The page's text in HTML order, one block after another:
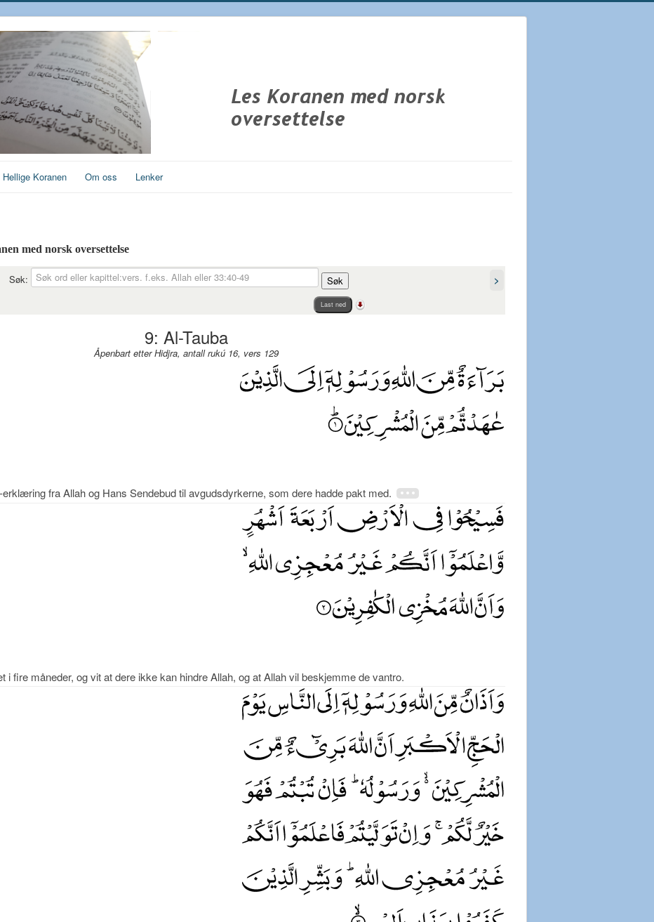
Hellige Koranen Om oss Lenker
med norsk oversettelse
Søk: Søk
>
Last ned
9: Al-Tauba
Åpenbart etter Hidjra, antall rukú 16, vers 129
fra Allah og Hans Sendebud til avgudsdyrkerne, som dere hadde pakt med.
i fire måneder, og vit at dere ikke kan hindre Allah, og at Allah vil beskjemme de vantro.